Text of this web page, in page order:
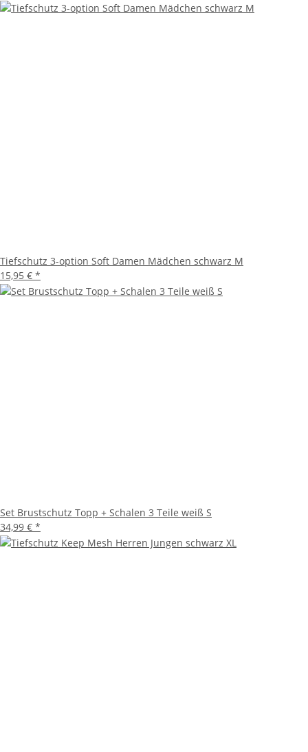
Tiefschutz 3-option Soft Damen Mädchen schwarz M
15,95 € *
Set Brustschutz Topp + Schalen 3 Teile weiß S
34,99 € *